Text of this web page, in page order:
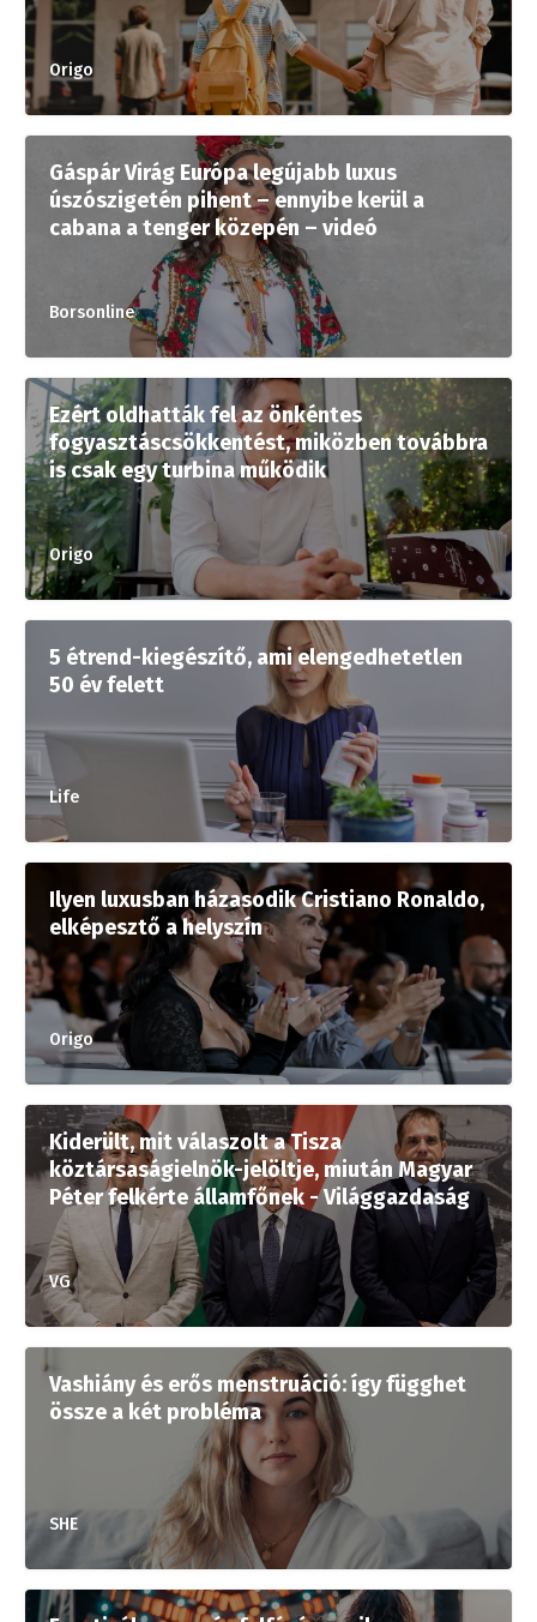
Origo
Gáspár Virág Európa legújabb luxus
úszószigetén pihent – ennyibe kerül a
cabana a tenger közepén – videó
Borsonline
Ezért oldhatták fel az önkéntes
fogyasztáscsökkentést, miközben továbbra
is csak egy turbina működik
Origo
5 étrend-kiegészítő, ami elengedhetetlen
50 év felett
Life
Ilyen luxusban házasodik Cristiano Ronaldo,
elképesztő a helyszín
Origo
Kiderült, mit válaszolt a Tisza
köztársaságielnök-jelöltje, miután Magyar
Péter felkérte államfőnek - Világgazdaság
VG
Vashiány és erős menstruáció: így függhet
össze a két probléma
SHE